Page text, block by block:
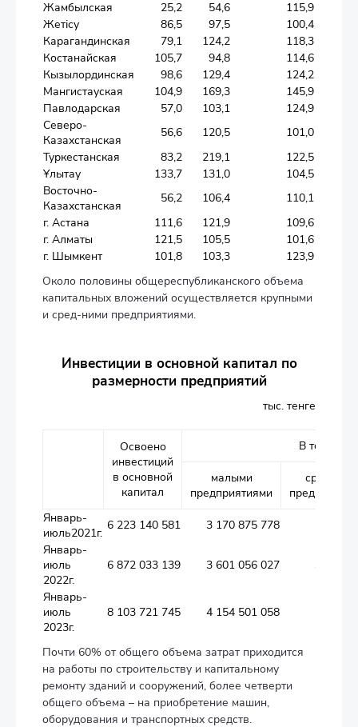
Жамбылская
25,2 54,6
115,9
Жетісу
86,5 97,5
100,4
Карагандинская
79,1 124,2
118,3
Костанайская
105,7 94,8
114,6
Кызылординская
98,6 129,4
124,2
Мангистауская
104,9 169,3
145,9
Павлодарская
57,0 103,1
124,9
Северо-
Казахстанская
56,6 120,5
101,0
Туркестанская
83,2 219,1
122,5
Ұлытау
133,7 131,0
104,5
Восточно-
Казахстанская
56,2 106,4
110,1
г. Астана
111,6 121,9
109,6
г. Алматы
121,5 105,5
101,6
г. Шымкент
101,8 103,3
123,9
Около половины общереспубликанского объема
капитальных вложений осуществляется крупными
и сред-ними предприятиями.
Инвестиции в основной капитал по
размерности предприятий
тыс. тенге
Освоено
инвестиций
в основной
капитал
В том
малыми
предприятиями
средними
Январь-
июль2021г.
6 223 140 581 3 170 875 778
Январь-
июль
2022г.
6 872 033 139 3 601 056 027 346
Январь-
июль
2023г.
8 103 721 745 4 154 501 058
Почти 60% от общего объема затрат приходится
на работы по строительству и капитальному
ремонту зданий и сооружений, более четверти
общего объема – на приобретение машин,
оборудования и транспортных средств.